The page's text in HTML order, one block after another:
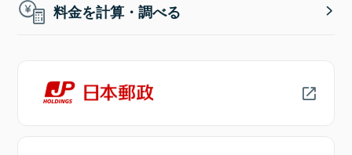
料金を計算・調べる